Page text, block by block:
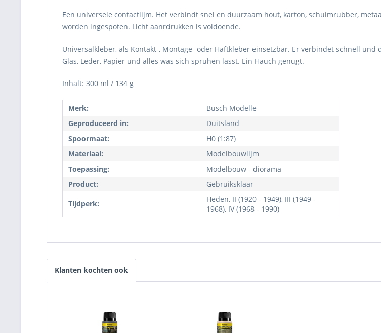
Een universele contactlijm. Het verbindt snel en duurzaam hout, karton, schuimrubber,
worden ingespoten. Licht aanrdrukken is voldoende.
Universalkleber, als Kontakt-, Montage- oder Haftkleber einsetzbar. Er verbindet schnell
Glas, Leder, Papier und alles was sich sprühen lässt. Ein Hauch genügt.
Inhalt: 300 ml / 134 g
Merk:
Busch Modelle
Geproduceerd in:
Duitsland
Spoormaat:
H0 (1:87)
Materiaal:
Modelbouwlijm
Toepassing:
Modelbouw - diorama
Product:
Gebruiksklaar
Tijdperk:
Heden, II (1920 - 1949), III (1949 -
1968), IV (1968 - 1990)
Klanten kochten ook